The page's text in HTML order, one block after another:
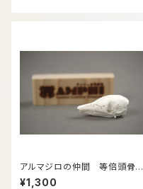
アルマジロの仲間 等倍頭骨模
型
¥1,300